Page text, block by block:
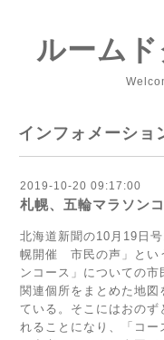
ルーム
インフォメーショ
2019-10-20 09:17:00
札幌、五輪マラソン
北海道新聞の10月19日
幌開催 市民の声」とい
ンコース」についての
関連個所をまとめた地
ている。そこにはおの
れることになり、「コ